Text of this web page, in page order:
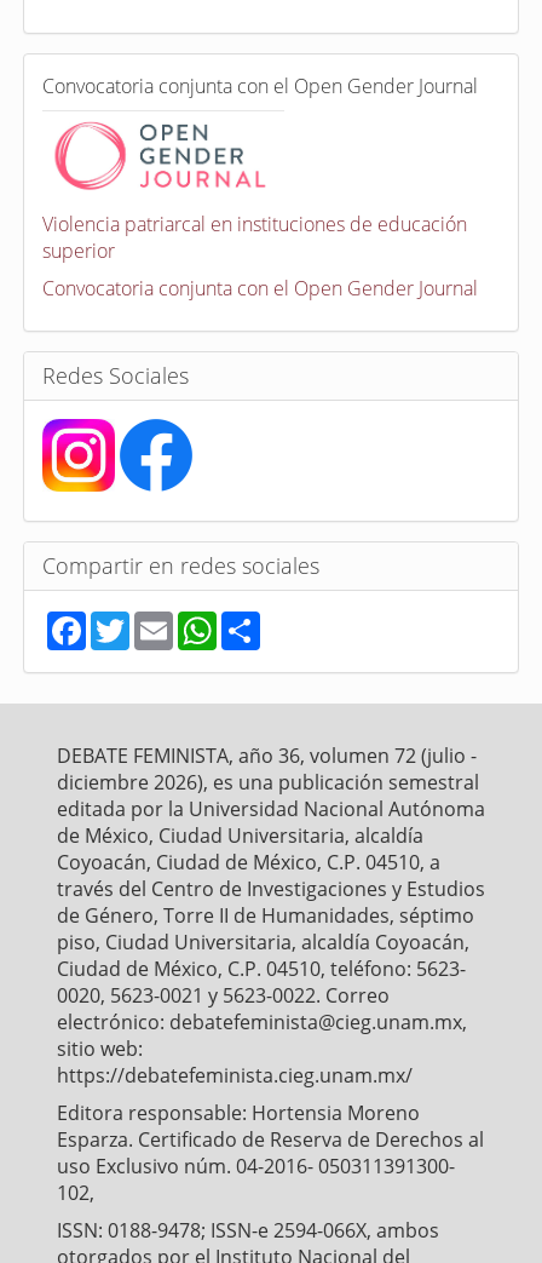
a
e
n
C
o
o
a
t
o
r
a
s
Convocatoria conjunta con el Open Gender Journal
Violencia patriarcal en instituciones de educación
superior
Convocatoria conjunta con el Open Gender Journal
Redes Sociales
Compartir en redes sociales
F
a
c
e
b
k
T
w
t
t
E
m
a
i
l
W
h
a
t
s
p
S
h
r
e
DEBATE FEMINISTA, año 36, volumen 72 (julio -
diciembre 2026), es una publicación semestral
editada por la Universidad Nacional Autónoma
de México, Ciudad Universitaria, alcaldía
Coyoacán, Ciudad de México, C.P. 04510, a
través del Centro de Investigaciones y Estudios
de Género, Torre II de Humanidades, séptimo
piso, Ciudad Universitaria, alcaldía Coyoacán,
Ciudad de México, C.P. 04510, teléfono: 5623-
0020, 5623-0021 y 5623-0022. Correo
electrónico: debatefeminista@cieg.unam.mx,
sitio web:
https://debatefeminista.cieg.unam.mx/
Editora responsable: Hortensia Moreno
Esparza. Certificado de Reserva de Derechos al
uso Exclusivo núm. 04-2016- 050311391300-
102,
ISSN: 0188-9478; ISSN-e 2594-066X, ambos
otorgados por el Instituto Nacional del